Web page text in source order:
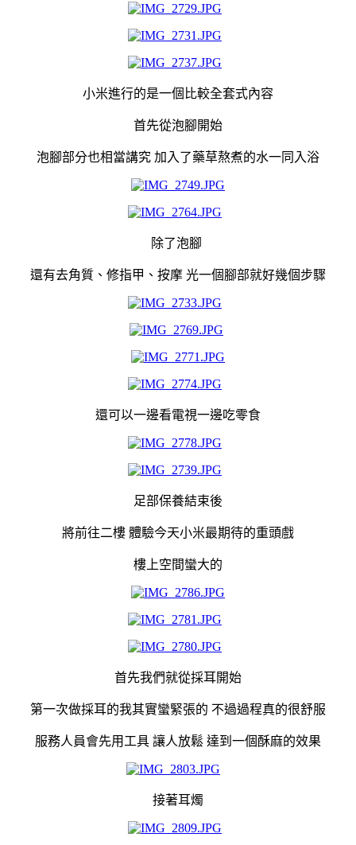
小米進行的是一個比較全套式內容
首先從泡腳開始
泡腳部分也相當講究 加入了藥草熬煮的水一同入浴
除了泡腳
還有去角質、修指甲、按摩 光一個腳部就好幾個步驟
還可以一邊看電視一邊吃零食
足部保養結束後
將前往二樓 體驗今天小米最期待的重頭戲
樓上空間蠻大的
首先我們就從採耳開始
第一次做採耳的我其實蠻緊張的 不過過程真的很舒服
服務人員會先用工具 讓人放鬆 達到一個酥麻的效果
接著耳燭